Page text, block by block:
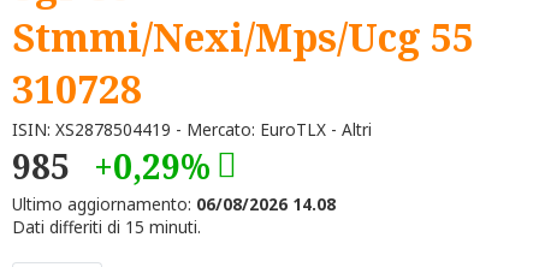
Stmmi/Nexi/Mps/Ucg 55
310728
ISIN: XS2878504419 - Mercato: EuroTLX - Altri
985 +0,29%
Ultimo aggiornamento: 06/08/2026 14.08
Dati differiti di 15 minuti.